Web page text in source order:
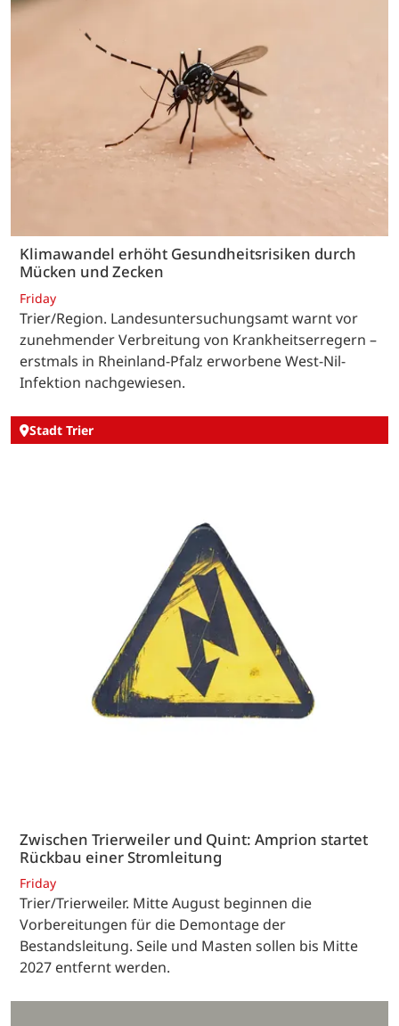
Klimawandel erhöht Gesundheitsrisiken durch
Mücken und Zecken
Friday
Trier/Region. Landesuntersuchungsamt warnt vor
zunehmender Verbreitung von Krankheitserregern –
erstmals in Rheinland-Pfalz erworbene West-Nil-
Infektion nachgewiesen.
Stadt Trier
Zwischen Trierweiler und Quint: Amprion startet
Rückbau einer Stromleitung
Friday
Trier/Trierweiler. Mitte August beginnen die
Vorbereitungen für die Demontage der
Bestandsleitung. Seile und Masten sollen bis Mitte
2027 entfernt werden.